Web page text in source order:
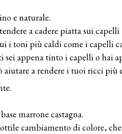
e naturale.
a cadere piatta sui capelli
i toni più caldi come i capelli
sei appena tinto i capelli o hai
a rendere i tuoi ricci più
marrone castagna.
cambiamento di colore, che